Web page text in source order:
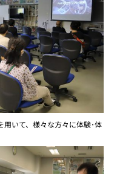
用いて、様々な方々に体験･体